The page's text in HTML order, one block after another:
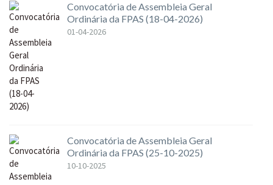
Convocatória de Assembleia Geral
Ordinária da FPAS (18-04-2026)
01-04-2026
Convocatória de Assembleia Geral
Ordinária da FPAS (25-10-2025)
10-10-2025